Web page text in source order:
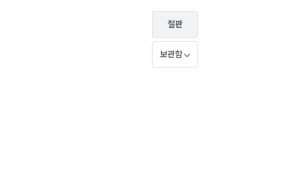
절판
보관함